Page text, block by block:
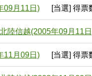
09月11日) [当選] 得票
陸信越(2005年09月11
11月09日) [当選] 得票